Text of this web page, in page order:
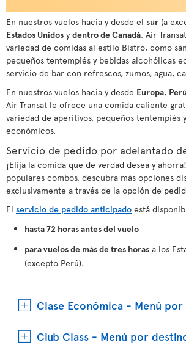
En nuestros vuelos hacia y desde el sur (a
Estados Unidos y dentro de Canadá, Air
variedad de comidas al estilo Bistro, como
pequeños tentempiés y bebidas alcohólicas
servicio de bar con refrescos, zumos, agua,
En nuestros vuelos hacia y desde Europa, Perú
Air Transat le ofrece una comida caliente
variedad de aperitivos, pequeños tentempiés
económicos.
Servicio de pedido por adelantado
¡Elija la comida que de verdad desea y
populares combos, descubra más opciones
exclusivamente a través de la opción de
El servicio de pedido anticipado está
hasta 72 horas antes del vuelo
para vuelos de más de tres horas a los
(excepto Perú).
Clase Económica - Menú
Club Class - Menú por